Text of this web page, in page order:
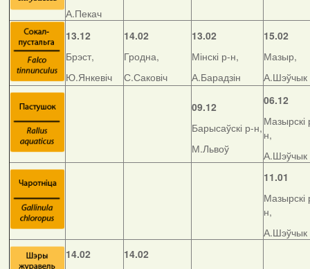
А.Пекач
13.12
Брэст,
Ю.Янкевіч
14.02
Гродна,
С.Саковіч
13.02
Мінскі р-н,
А.Барадзін
15.02
Мазыр,
А.Шэўчык
09.12
Барысаўскі р-н,
М.Львоў
06.12
Мазырскі
н,
А.Шэўчык
11.01
Мазырскі
н,
А.Шэўчык
14.02
14.02